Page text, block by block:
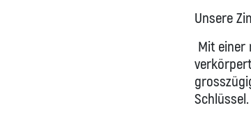
Unsere
Mit einer